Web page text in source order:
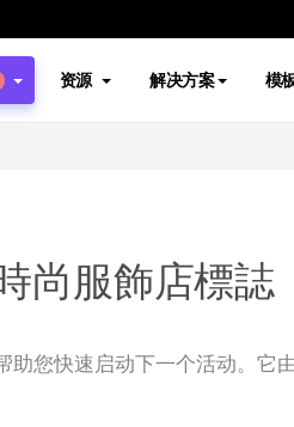
资源 解决方案 模
尚服飾店標誌
助您快速启动下一个活动。它